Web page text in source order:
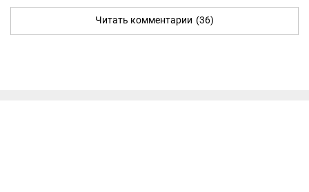
Читать комментарии (36)